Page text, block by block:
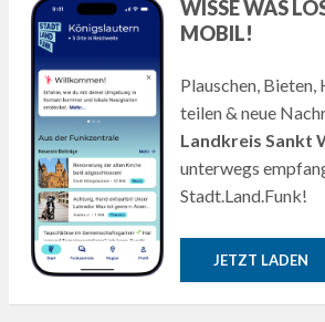
WISSE WAS
MOBIL!
Plauschen, Bieten,
teilen & neue
Landkreis Sankt
unterwegs
Stadt.Land.Funk!
JETZT LADEN